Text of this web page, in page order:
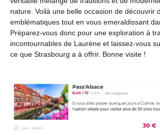
nature. Voilà une belle occasion de découvrir
emblématiques tout en vous emeraldissant
Préparez-vous donc pour une exploration à
incontournables de Laurène et laissez-vous
ce que Strasbourg a à offrir. Bonne visite !